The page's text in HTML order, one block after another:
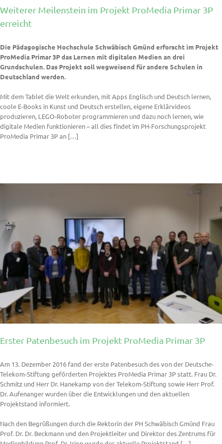
Weiterer Meilenstein im Projekt ProMedia Primar 3P
erreicht
Die Pädagogische Hochschule Schwäbisch Gmünd erforscht im Projekt
ProMedia Primar 3P das Lernen mit digitalen Medien an drei
Grundschulen. Das Projekt soll wegweisend für andere Schulen in
Deutschland werden.
Mit dem Tablet die Welt erkunden, mit Apps Englisch und Deutsch lernen,
coole E-Books in Kunst und Deutsch erstellen, eigene Erklärvideos
produzieren, LEGO-Roboter programmieren und dazu noch lernen, wie
digitale Medien funktionieren – all dies findet im PH-Forschungsprojekt
ProMedia Primar 3P an […]
Erster Patenbesuch im Projekt ProMedia Primar 3P
Am 13. Dezember 2016 fand der erste Patenbesuch des von der Deutsche-
Telekom-Stiftung geförderten Projektes ProMedia Primar 3P statt. Frau Dr.
Schmitz und Herr Dr. Hanekamp von der Telekom-Stiftung sowie Herr Prof.
Dr. Aufenanger wurden über die Entwicklungen und den aktuellen
Projektstand informiert.
Nach den Begrüßungen durch die Rektorin der PH Schwäbisch Gmünd Frau
Prof. Dr. Dr. Beckmann und den Projektleiter und Direktor des Zentrums für